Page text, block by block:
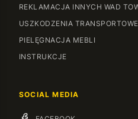
REKLAMACJA INNYCH WAD
USZKODZENIA TRANSPORTOWE
PIELĘGNACJA MEBLI
INSTRUKCJE
SOCIAL MEDIA